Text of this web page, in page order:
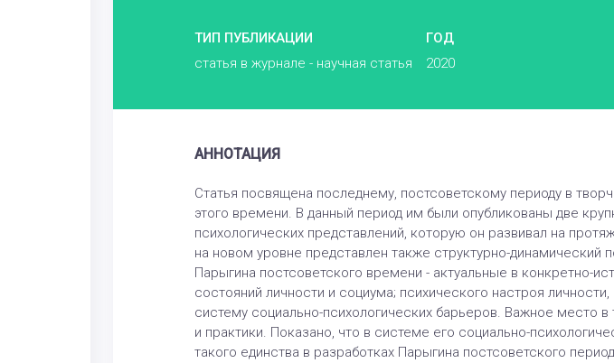
ТИП ПУБЛИКАЦИИ
статья в журнале - научная статья
ГОД
2020
АННОТАЦИЯ
Статья посвящена последнему, постсоветскому периоду в
этого времени. В данный период им были опубликованы две
психологических представлений, которую он развивал на
на новом уровне представлен также структурно-динамический
Парыгина постсоветского времени - актуальные в конкретно-
состояний личности и социума; психического настроя
систему социально-психологических барьеров. Важное место
и практики. Показано, что в системе его социально-
такого единства в разработках Парыгина постсоветского